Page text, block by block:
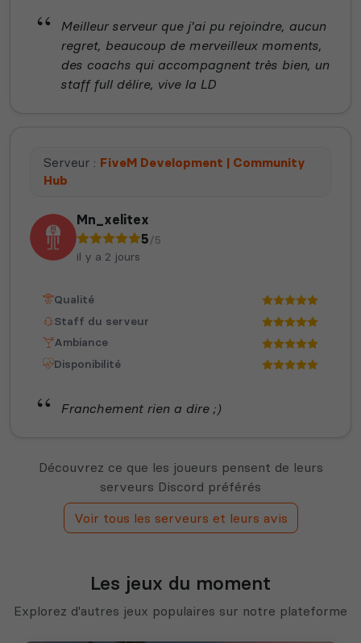
Meilleur serveur que j'ai pu rejoindre, aucun
regret, beaucoup de merveilleux moments,
des coachs qui accompagnent très bien, un
staff full délire, vive la LD
Serveur : FiveM Development | Community
Hub
Mn_xelitex
5/5
il y a 2 jours
Qualité
Staff du serveur
Ambiance
Disponibilité
Franchement rien a dire ;)
Découvrez ce que les joueurs pensent de leurs
serveurs Discord préférés
Voir tous les serveurs et leurs avis
Les jeux du moment
Explorez d'autres jeux populaires sur notre plateforme